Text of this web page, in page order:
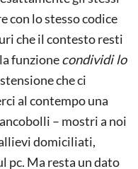
con lo stesso codice
che il contesto resti
funzionecondividi lo
che ci
al contempo una
– mostri a noi
domiciliati,
pc. Ma resta un dato